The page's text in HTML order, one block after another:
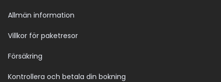
Allmän information
Villkor för paketresor
Försäkring
Kontrollera och betala din bokning